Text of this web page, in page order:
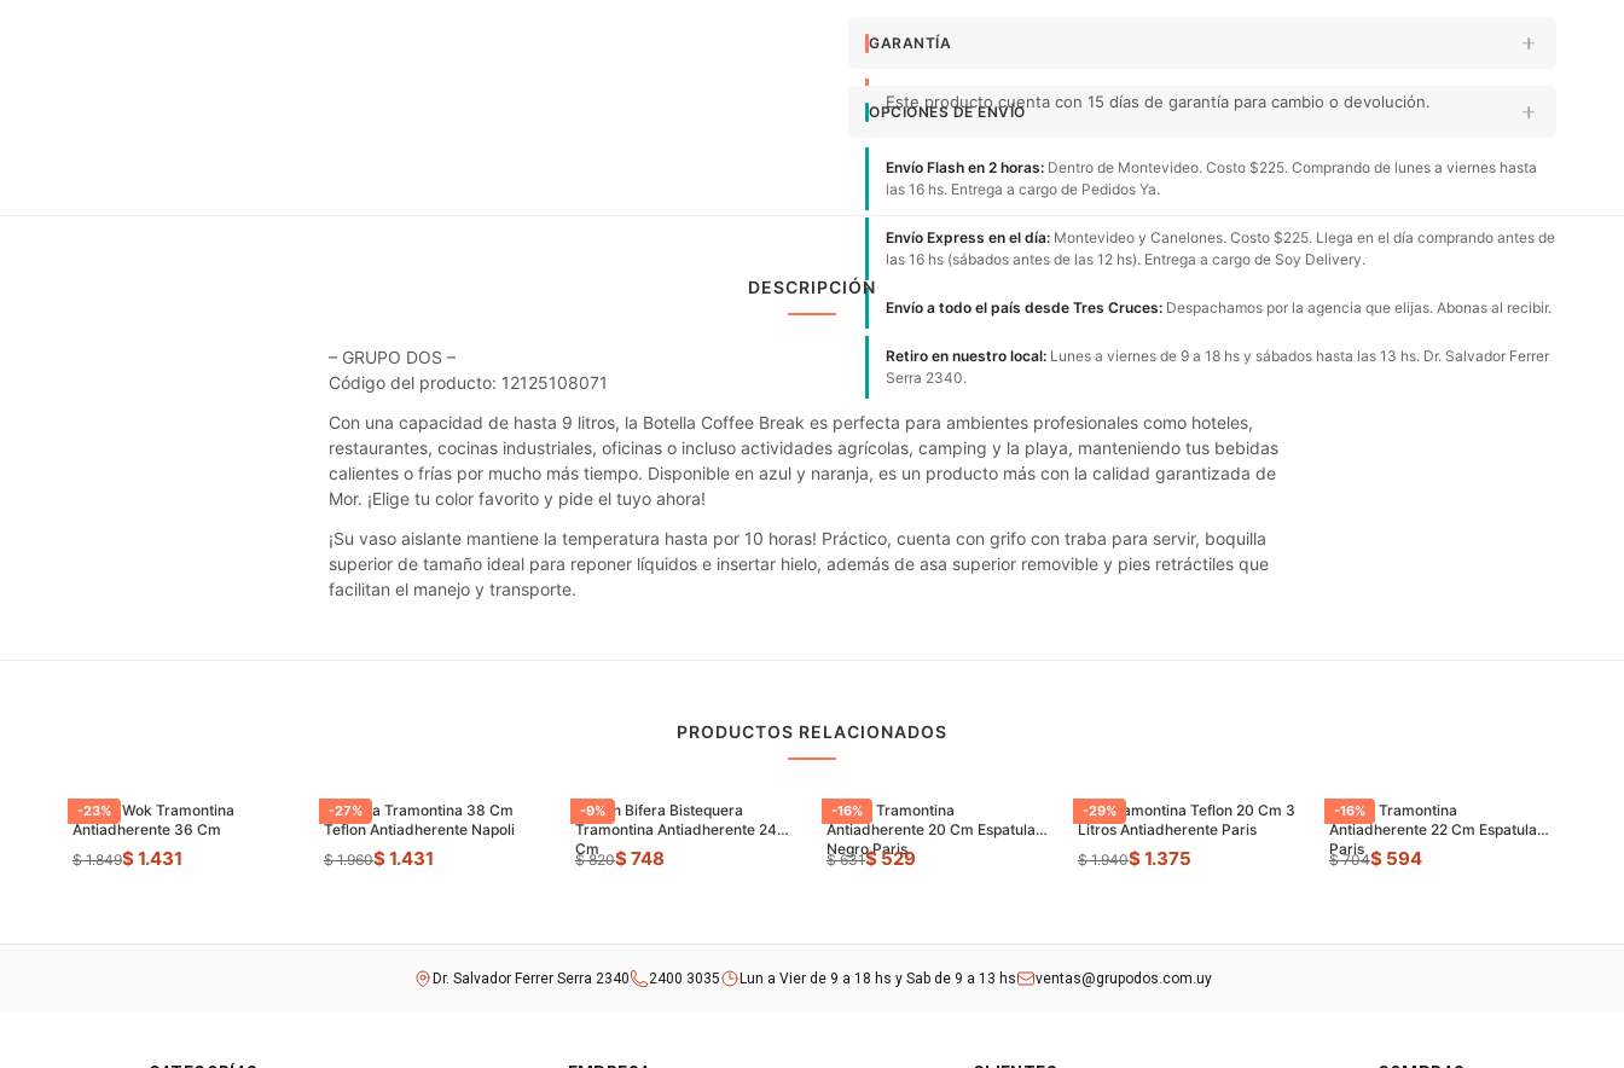
GARANTÍA
Este producto cuenta con 15 días de garantía para cambio o devolución.
OPCIONES DE ENVÍO
Envío Flash en 2 horas: Dentro de Montevideo. Costo $225. Comprando de lunes a viernes hasta
las 16 hs. Entrega a cargo de Pedidos Ya.
Envío Express en el día: Montevideo y Canelones. Costo $225. Llega en el día comprando antes de
las 16 hs (sábados antes de las 12 hs). Entrega a cargo de Soy Delivery.
Envío a todo el país desde Tres Cruces: Despachamos por la agencia que elijas. Abonas al recibir.
Retiro en nuestro local: Lunes a viernes de 9 a 18 hs y sábados hasta las 13 hs. Dr. Salvador Ferrer
Serra 2340.
DESCRIPCIÓN
– GRUPO DOS –
Código del producto: 12125108071
Con una capacidad de hasta 9 litros, la Botella Coffee Break es perfecta para ambientes profesionales como hoteles,
restaurantes, cocinas industriales, oficinas o incluso actividades agrícolas, camping y la playa, manteniendo tus bebidas
calientes o frías por mucho más tiempo. Disponible en azul y naranja, es un producto más con la calidad garantizada de
Mor. ¡Elige tu color favorito y pide el tuyo ahora!
¡Su vaso aislante mantiene la temperatura hasta por 10 horas! Práctico, cuenta con grifo con traba para servir, boquilla
superior de tamaño ideal para reponer líquidos e insertar hielo, además de asa superior removible y pies retráctiles que
facilitan el manejo y transporte.
PRODUCTOS RELACIONADOS
-23%
Sarten Wok Tramontina
Antiadherente 36 Cm
$ 1.849$ 1.431
-27%
Paellera Tramontina 38 Cm
Teflon Antiadherente Napoli
$ 1.960$ 1.431
-9%
Sarten Bifera Bistequera
Tramontina Antiadherente 24
Cm
$ 820$ 748
-16%
Sarten Tramontina
Antiadherente 20 Cm Espatula
Negro Paris
$ 631$ 529
-29%
Olla Tramontina Teflon 20 Cm 3
Litros Antiadherente Paris
$ 1.940$ 1.375
-16%
Sarten Tramontina
Antiadherente 22 Cm Espatula
Paris
$ 704$ 594
Dr. Salvador Ferrer Serra 2340 2400 3035 Lun a Vier de 9 a 18 hs y Sab de 9 a 13 hs ventas@grupodos.com.uy